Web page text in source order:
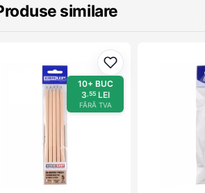
similare
Adaugă la
10+ BUC
3,55LEI
FĂRĂ TVA